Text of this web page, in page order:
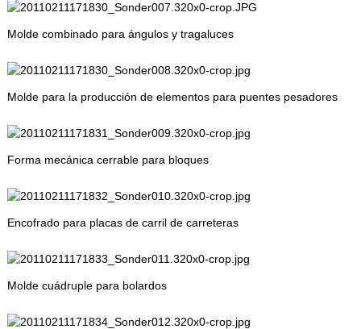
Molde combinado para ángulos y tragaluces
Molde para la producción de elementos para puentes pesadores
Forma mecánica cerrable para bloques
Encofrado para placas de carril de carreteras
Molde cuádruple para bolardos